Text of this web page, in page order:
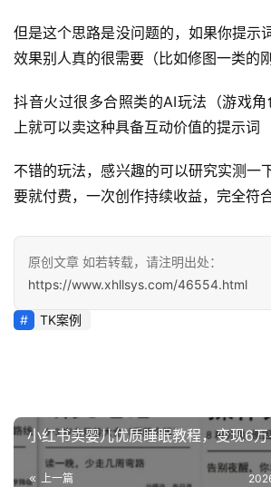
避
坑
南
营
百
创
业
资
源
员
专
登录 注册
但是这个思路是没问题的，如果你提示
效果别人真的很需要（比如修图一类的刚
抖音火过很多合照类的AI玩法（游戏
上就可以卖这种具备互动价值的提示词
不错的玩法，感兴趣的可以研究实测一
要就付费，一次创作持续收益，完全符
原创文章 如若转载，请注明出处：
https://www.xhllsys.com/46554.html
TK案例
小红书卖婴儿优质睡眠教程，变现6
上一篇